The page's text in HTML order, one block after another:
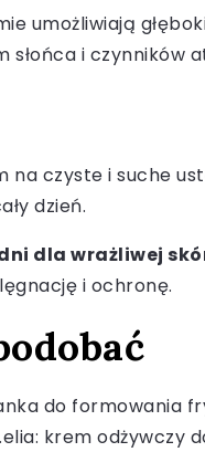
umożliwiają
słońca i
na czyste i suche
dzień.
dla wrażliwej
i ochronę.
do formowania
krem